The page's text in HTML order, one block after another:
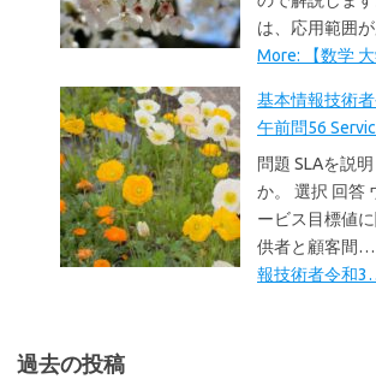
は、応用範囲
More: 【数学
基本情報技術
午前問56
問題 SLAを説
か。 選択 回答
ービス目標値
供者と顧客間…
報技術者令和
過去の投稿